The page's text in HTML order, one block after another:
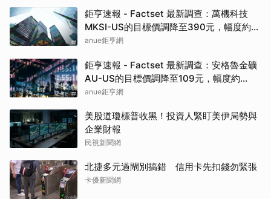
鉅亨速報 - Factset 最新調查：萬機科技
MKSI-US的目標價調降至390元，幅度約
6.02%
anue鉅亨網
鉅亨速報 - Factset 最新調查：安格魯金礦
AU-US的目標價調降至109元，幅度約
3.11%
anue鉅亨網
美股道瓊標普收黑！投資人緊盯美伊局勢與
企業財報
民視新聞網
北捷多元過閘別搞錯 信用卡先扣錢勿緊張
卡優新聞網